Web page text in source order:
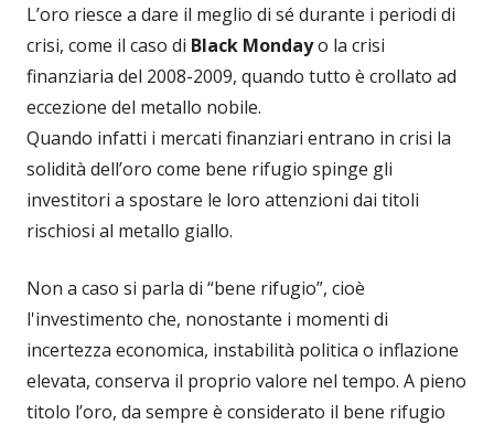
L’oro riesce a dare il meglio di sé durante i periodi di
crisi, come il caso di Black Mondayo la crisi
finanziaria del 2008-2009, quando tutto è crollato ad
eccezione del metallo nobile.
Quando infatti i mercati finanziari entrano in crisi la
solidità dell’oro come bene rifugio spinge gli
investitori a spostare le loro attenzioni dai titoli
rischiosi al metallo giallo.
Non a caso si parla di “bene rifugio”, cioè
l'investimento che, nonostante i momenti di
incertezza economica, instabilità politica o inflazione
elevata, conserva il proprio valore nel tempo. A pieno
titolo l’oro, da sempre è considerato il bene rifugio